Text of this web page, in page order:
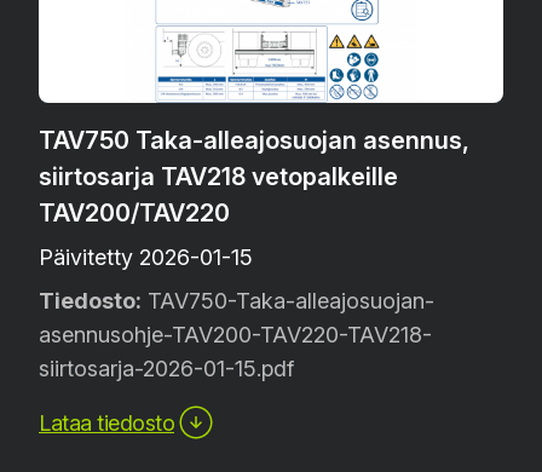
TAV750 Taka-alleajosuojan asennus,
siirtosarja TAV218 vetopalkeille
TAV200/TAV220
Päivitetty 2026-01-15
Tiedosto: TAV750-Taka-alleajosuojan-
asennusohje-TAV200-TAV220-TAV218-
siirtosarja-2026-01-15.pdf
Lataa tiedosto